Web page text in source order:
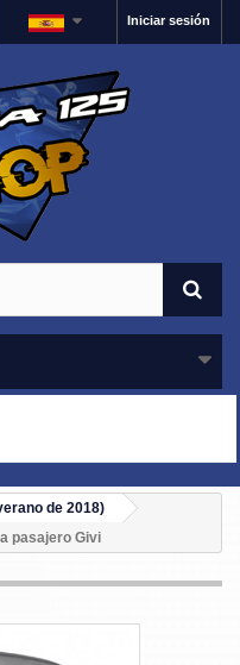
Iniciar sesión
de 2018)
pasajero Givi